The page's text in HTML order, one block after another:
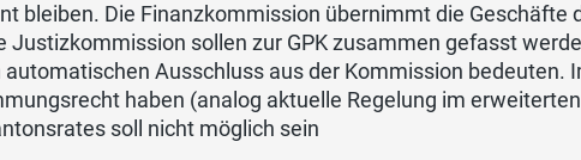
bleiben. Die Finanzkommission übernimmt die Geschäfte
Justizkommission sollen zur GPK zusammen gefasst
automatischen Ausschluss aus der Kommission bedeuten.
haben (analog aktuelle Regelung im
soll nicht möglich sein